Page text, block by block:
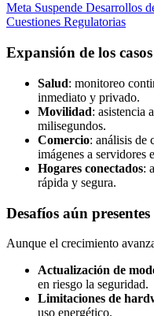
Meta Suspende Desarrollos
Cuestiones Regulatorias
Expansión de los
Salud: monitoreo
inmediato y privado.
Movilidad: asistencia
milisegundos.
Comercio: análisis de
imágenes a servidores
Hogares conectados:
rápida y segura.
Desafíos aún presentes
Aunque el crecimiento
Actualización de
en riesgo la seguridad.
Limitaciones de
uso energético.